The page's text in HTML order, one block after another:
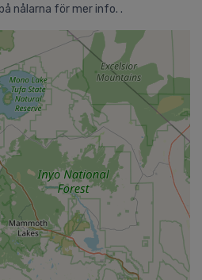
nålarna för mer info. .